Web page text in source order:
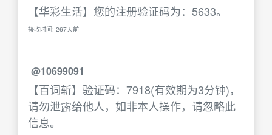
【华彩生活】您的注册验证码为：5633。
接收时间: 267天前
@10699091
【百词斩】验证码：7918(有效期为3分钟)，
请勿泄露给他人，如非本人操作，请忽略此
信息。